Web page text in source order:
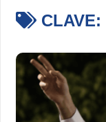
CLAVE: